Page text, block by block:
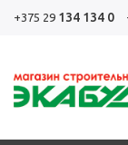
+375 29 134 134 0